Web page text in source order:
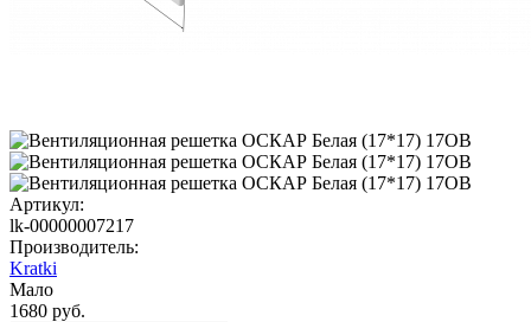
Артикул:
lk-00000007217
Производитель:
Kratki
Мало
1680 руб.